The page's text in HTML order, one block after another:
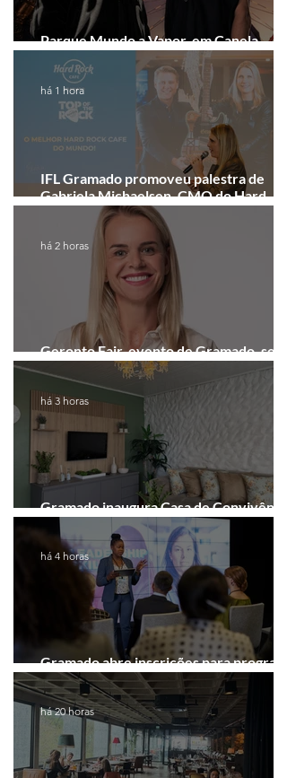
Parque Mundo a Vapor, em Canela,
recebe festival eletrônico em agosto
IFL Gramado promoveu palestra de
Gabriela Michaelsen, CMO do Hard
Rock Cafe Gramado
há 1 hora
Geronto Fair, evento de Gramado, será
realizada em formato digital
há 2 horas
Gramado inaugura Casa de Convivência
dedicada às mulheres
há 3 horas
Gramado abre inscrições para programa
gratuito de inovação
há 4 horas
há 20 horas